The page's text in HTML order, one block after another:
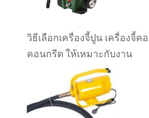
วิธีเลือกเครื่องจี้ปูน เครื่องจี้ค
คอนกรีต ให้เหมาะกับงาน